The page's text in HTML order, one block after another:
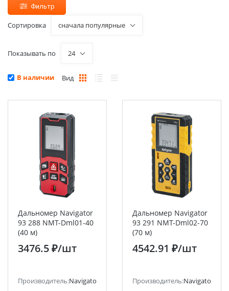
Фильтр
Сортировка сначала популярные
Показывать по 24
В наличии Вид
Дальномер Navigator
93 288 NMT-Dml01-40
(40 м)
3476.5 ₽/шт
Производитель:Navigator
Дальномер Navigator
93 291 NMT-Dml02-70
(70 м)
4542.91 ₽/шт
Производитель:Navigator